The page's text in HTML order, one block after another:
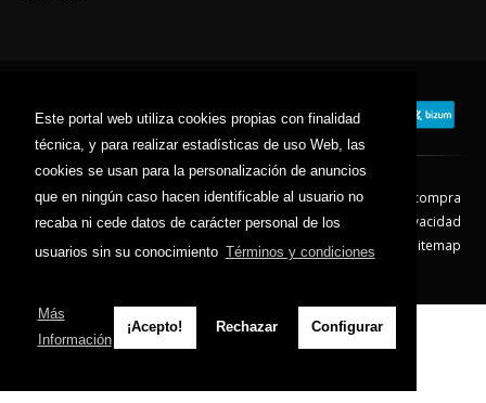
Este portal web utiliza cookies propias con finalidad
técnica, y para realizar estadísticas de uso Web, las
cookies se usan para la personalización de anuncios
que en ningún caso hacen identificable al usuario no
recaba ni cede datos de carácter personal de los
usuarios sin su conocimiento Términos y condiciones
Más
Información
¡Acepto! Rechazar Configurar
Contacto Aviso Legal
Condiciones de compra
Política de envíos
Política de devolución
Política de Privacidad
Política de Cookies
Sitemap